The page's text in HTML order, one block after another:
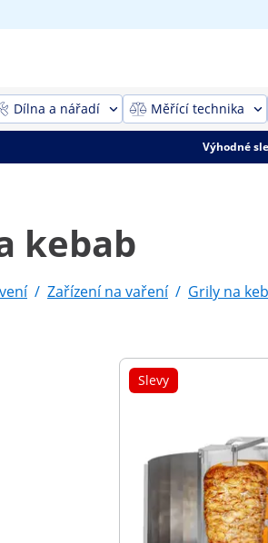
Dílna a nářadí Měřící technika
Výhodné
kebab
/ Zařízení na vaření / Grily na
Slevy